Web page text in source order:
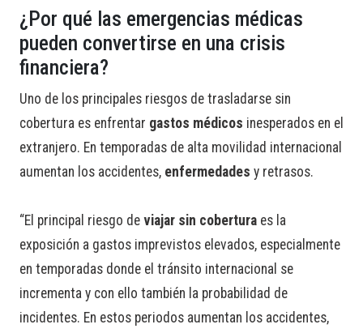
¿Por qué las emergencias médicas
pueden convertirse en una crisis
financiera?
Uno de los principales riesgos de trasladarse sin
cobertura es enfrentar gastos médicos inesperados en el
extranjero. En temporadas de alta movilidad internacional
aumentan los accidentes, enfermedades y retrasos.
“El principal riesgo de viajar sin cobertura es la
exposición a gastos imprevistos elevados, especialmente
en temporadas donde el tránsito internacional se
incrementa y con ello también la probabilidad de
incidentes. En estos periodos aumentan los accidentes,